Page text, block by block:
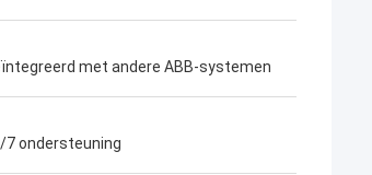
met andere ABB-systemen
7 ondersteuning